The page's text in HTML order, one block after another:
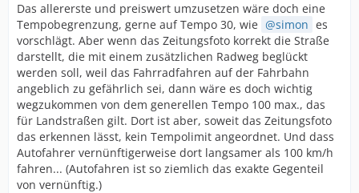
Das allererste und preiswert umzusetzen wäre doch eine
Tempobegrenzung, gerne auf Tempo 30, wie
simon es
vorschlägt. Aber wenn das Zeitungsfoto korrekt die Straße
darstellt, die mit einem zusätzlichen Radweg beglückt
werden soll, weil das Fahrradfahren auf der Fahrbahn
angeblich zu gefährlich sei, dann wäre es doch wichtig
wegzukommen von dem generellen Tempo 100 max., das
für Landstraßen gilt. Dort ist aber, soweit das Zeitungsfoto
das erkennen lässt, kein Tempolimit angeordnet. Und dass
Autofahrer vernünftigerweise dort langsamer als 100 km/h
fahren... (Autofahren ist so ziemlich das exakte Gegenteil
von vernünftig.)